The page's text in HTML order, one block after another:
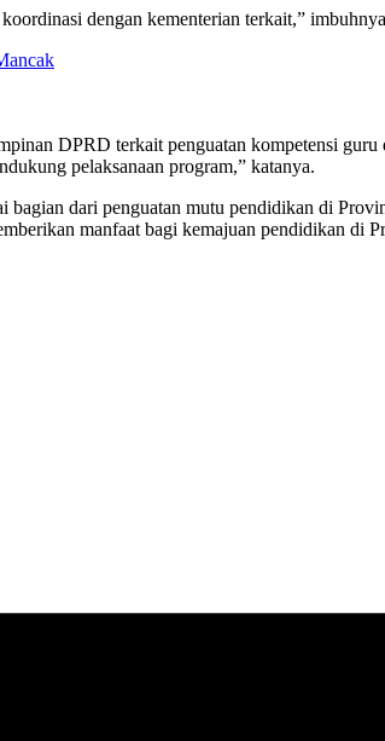
dengan kementerian terkait,”
DPRD terkait penguatan kompetensi guru
pelaksanaan program,” katanya.
bagian dari penguatan mutu pendidikan di
manfaat bagi kemajuan pendidikan di